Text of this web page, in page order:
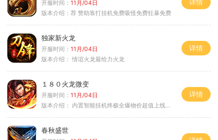
开服时间： 11月/04日
版本介绍： 荐 赞助靠打挂机免费吸怪免费狂暴免费
详情
独家新火龙
开服时间： 11月/04日
版本介绍： 情谊火龙最给力火龙
详情
１８０火龙微变
开服时间： 11月/04日
版本介绍： 内置智能挂机终极全爆物价超值上线送神器
详情
春秋盛世